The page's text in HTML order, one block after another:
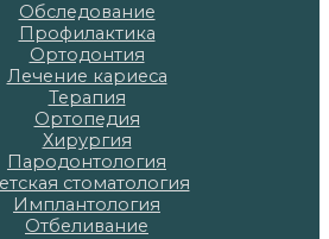
Обследование
Профилактика
Ортодонтия
Лечение кариеса
Терапия
Ортопедия
Хирургия
Пародонтология
стоматология
Имплантология
Отбеливание